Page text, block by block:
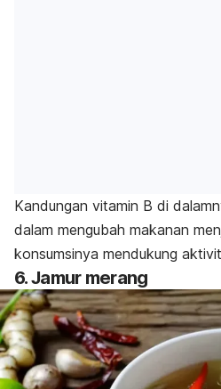
Kandungan vitamin B di
dalam mengubah makanan
konsumsinya mendukung
6. Jamur merang